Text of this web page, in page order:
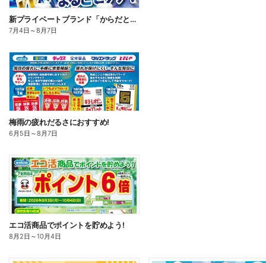
新プライベートブランド「からだとくらしに+1(プラスワン)」よりモンダミン口内トータルケア登場!
7月4日 ～8月7日
梅雨の疲れだるさにおすすめ!
6月5日 ～8月7日
エコ活商品でポイントを貯めよう!
8月2日 ～10月4日